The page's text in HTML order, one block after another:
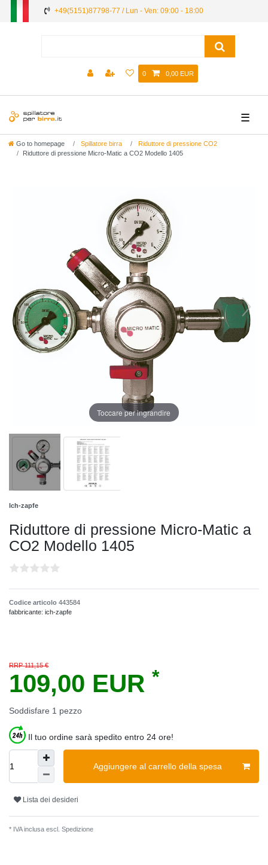
+49(5151)87798-77 / Lun - Ven: 09:00 - 18:00
0 0,00 EUR
☰
Go to homepage Spillatore birra
Riduttore di pressione CO2
Riduttore di pressione Micro-Matic a CO2 Modello 1405
Toccare per ingrandire
Ich-zapfe
Riduttore di pressione Micro-Matic a
CO2 Modello 1405
Codice articolo 443584
fabbricante: ich-zapfe
RRP 111,15 €
109,00 EUR *
Soddisfare 1 pezzo
Il tuo ordine sarà spedito entro 24 ore!
Aggiungere al carrello della spesa
Lista dei desideri
* IVA inclusa escl. Spedizione